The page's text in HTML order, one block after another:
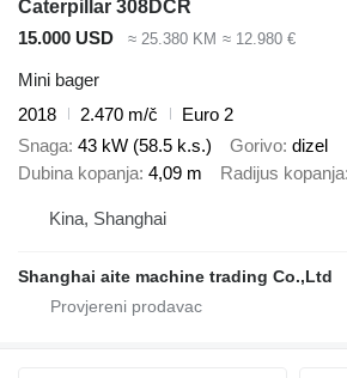
Caterpillar 308DCR
15.000 USD
≈ 25.380 KM ≈ 12.980 €
Mini bager
2018
2.470 m/č
Euro 2
Snaga 43 kW (58.5 k.s.) Gorivo dizel
Dubina kopanja 4,09 m Radijus kopanja
Kina, Shanghai
Shanghai aite machine trading Co.,Ltd